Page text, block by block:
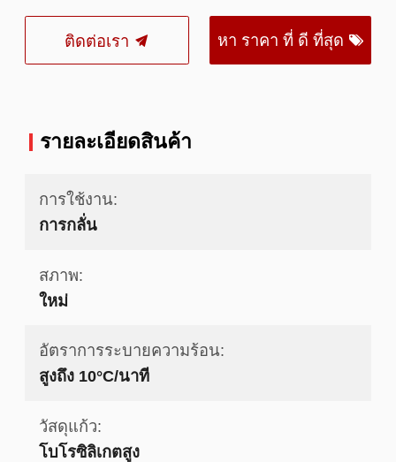
ติดต่อเรา หา ราคา ที่ ดี ที่สุด
รายละเอียดสินค้า
การใช้งาน:
การกลั่น
สภาพ:
ใหม่
อัตราการระบายความร้อน:
สูงถึง 10°C/นาที
วัสดุแก้ว:
โบโรซิลิเกตสูง